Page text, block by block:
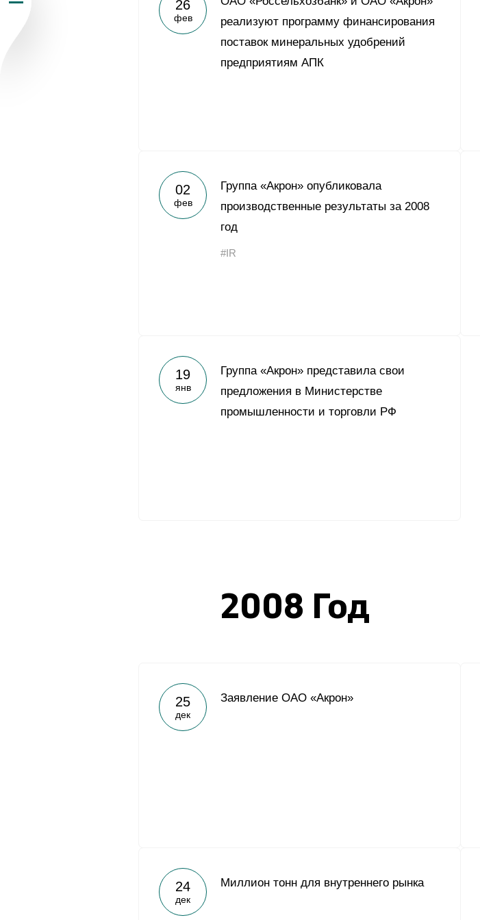
Пресс-центр
Карьера
26
фев
реализуют программу финансирования
поставок минеральных удобрений
предприятиям АПК
02
фев
Группа «Акрон» опубликовала
производственные результаты за 2008
год
#IR
19
янв
Группа «Акрон» представила свои
предложения в Министерстве
промышленности и торговли РФ
2008 Год
25
дек
Заявление ОАО «Акрон»
24
дек
Миллион тонн для внутреннего рынка